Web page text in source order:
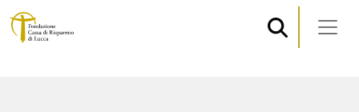
Navigazione principale